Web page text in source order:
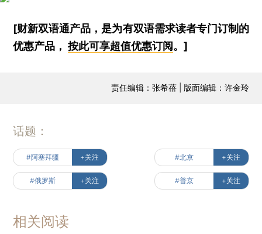
[财新双语通产品，是为有双语需求读者专门订制的
优惠产品，按此可享超值优惠订阅。]
责任编辑：张希蓓 | 版面编辑：许金玲
话题：
#阿塞拜疆 +关注 #北京 +关注
#俄罗斯 +关注 #普京 +关注
相关阅读